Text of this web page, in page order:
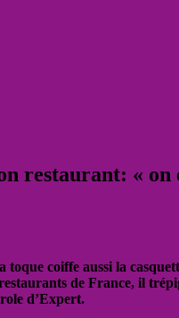
restaurant: «
coiffe aussi la
de France, il
d’Expert.